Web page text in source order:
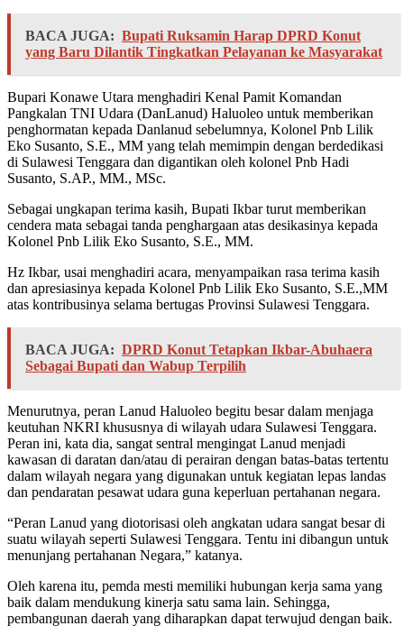
BACA JUGA: Bupati Ruksamin Harap DPRD Konut
yang Baru Dilantik Tingkatkan Pelayanan ke Masyarakat
Bupari Konawe Utara menghadiri Kenal Pamit Komandan
Pangkalan TNI Udara (DanLanud) Haluoleo untuk memberikan
penghormatan kepada Danlanud sebelumnya, Kolonel Pnb Lilik
Eko Susanto, S.E., MM yang telah memimpin dengan berdedikasi
di Sulawesi Tenggara dan digantikan oleh kolonel Pnb Hadi
Susanto, S.AP., MM., MSc.
Sebagai ungkapan terima kasih, Bupati Ikbar turut memberikan
cendera mata sebagai tanda penghargaan atas desikasinya kepada
Kolonel Pnb Lilik Eko Susanto, S.E., MM.
Hz Ikbar, usai menghadiri acara, menyampaikan rasa terima kasih
dan apresiasinya kepada Kolonel Pnb Lilik Eko Susanto, S.E.,MM
atas kontribusinya selama bertugas Provinsi Sulawesi Tenggara.
BACA JUGA: DPRD Konut Tetapkan Ikbar-Abuhaera
Sebagai Bupati dan Wabup Terpilih
Menurutnya, peran Lanud Haluoleo begitu besar dalam menjaga
keutuhan NKRI khususnya di wilayah udara Sulawesi Tenggara.
Peran ini, kata dia, sangat sentral mengingat Lanud menjadi
kawasan di daratan dan/atau di perairan dengan batas-batas tertentu
dalam wilayah negara yang digunakan untuk kegiatan lepas landas
dan pendaratan pesawat udara guna keperluan pertahanan negara.
“Peran Lanud yang diotorisasi oleh angkatan udara sangat besar di
suatu wilayah seperti Sulawesi Tenggara. Tentu ini dibangun untuk
menunjang pertahanan Negara,” katanya.
Oleh karena itu, pemda mesti memiliki hubungan kerja sama yang
baik dalam mendukung kinerja satu sama lain. Sehingga,
pembangunan daerah yang diharapkan dapat terwujud dengan baik.